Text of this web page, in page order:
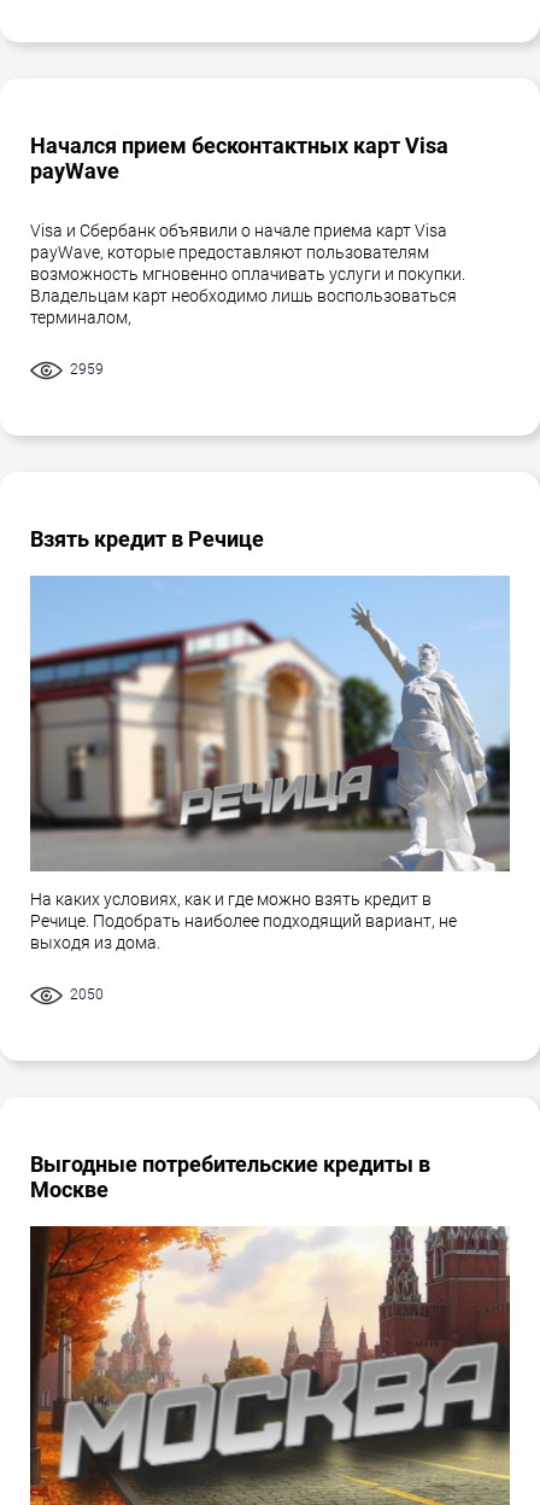
Начался прием бесконтактных карт Visa
payWave
Visa и Сбербанк объявили о начале приема карт Visa
payWave, которые предоставляют пользователям
возможность мгновенно оплачивать услуги и покупки.
Владельцам карт необходимо лишь воспользоваться
терминалом,
2959
Взять кредит в Речице
На каких условиях, как и где можно взять кредит в
Речице. Подобрать наиболее подходящий вариант, не
выходя из дома.
2050
Выгодные потребительские кредиты в
Москве